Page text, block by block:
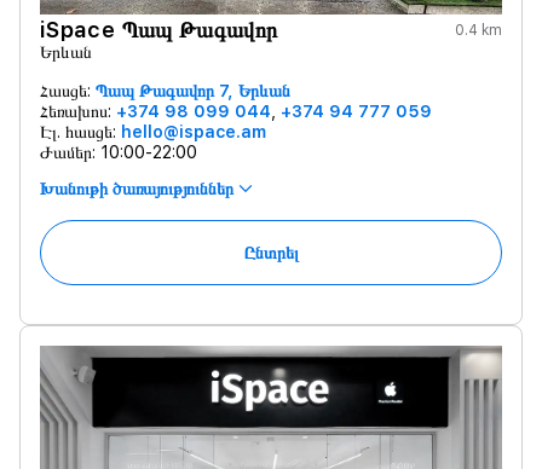
iSpace Պապ Թագավոր 0.4 km
Երևան
Հասցե: Պապ Թագավոր 7, Երևան
Հեռախոս: +374 98 099 044
+374 94 777 059
Էլ. հասցե: hello@ispace.am
Ժամեր: 10:00-22:00
Խանութի ծառայություններ
Ընտրել